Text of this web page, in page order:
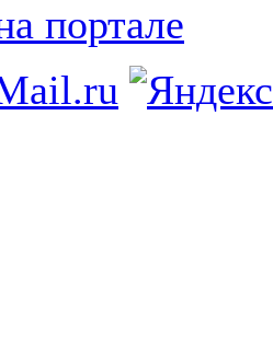
портале